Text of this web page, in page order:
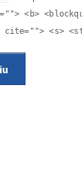
<b>
cite=""> <s>